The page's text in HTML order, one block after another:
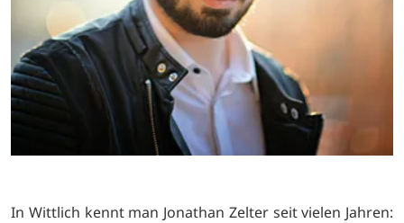
In Wittlich kennt man Jonathan Zelter seit vielen Jahren: